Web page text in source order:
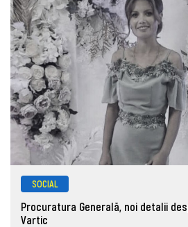
SOCIAL
Procuratura Generală, noi detalii
Vartic